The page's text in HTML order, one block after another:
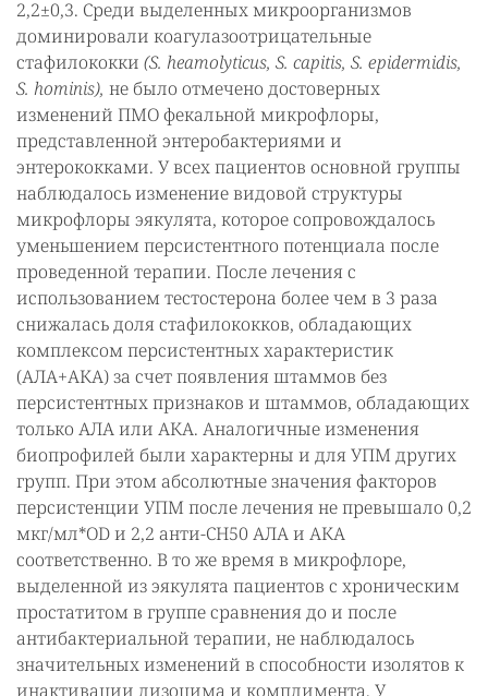
2,2±0,3. Среди выделенных микроорганизмов
доминировали коагулазоотрицательные
стафилококки (S. heamolyticus, S. capitis, S. еpidermidis,
S. hominis), не было отмечено достоверных
изменений ПМО фекальной микрофлоры,
представленной энтеробактериями и
энтерококками. У всех пациентов основной группы
наблюдалось изменение видовой структуры
микрофлоры эякулята, которое сопровождалось
уменьшением персистентного потенциала после
проведенной терапии. После лечения с
использованием тестостерона более чем в 3 раза
снижалась доля стафилококков, обладающих
комплексом персистентных характеристик
(АЛА+АКА) за счет появления штаммов без
персистентных признаков и штаммов, обладающих
только АЛА или АКА. Аналогичные изменения
биопрофилей были характерны и для УПМ других
групп. При этом абсолютные значения факторов
персистенции УПМ после лечения не превышало 0,2
мкг/мл*ОD и 2,2 анти-СН50 АЛА и АКА
соответственно. В то же время в микрофлоре,
выделенной из эякулята пациентов с хроническим
простатитом в группе сравнения до и после
антибактериальной терапии, не наблюдалось
значительных изменений в способности изолятов к
инактивации лизоцима и комплимента. У